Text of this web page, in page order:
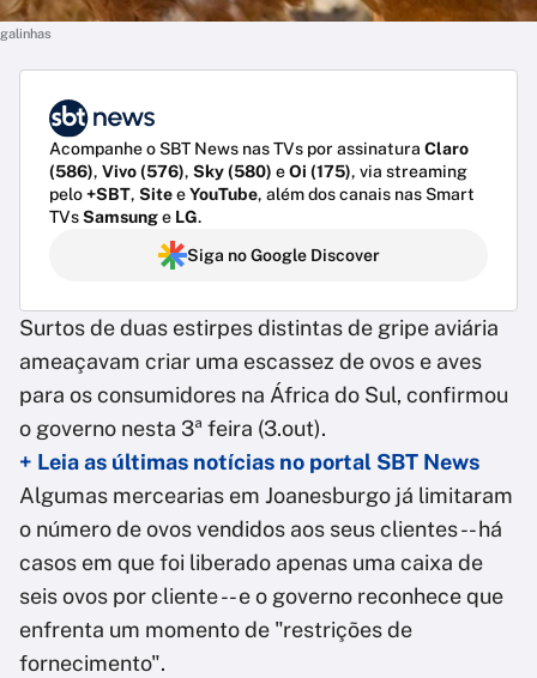
galinhas
Acompanhe o SBT News nas TVs por assinatura Claro
(586), Vivo (576), Sky (580) eOi (175), via streaming
pelo+SBT, SiteeYouTube, além dos canais nas Smart
TVsSamsunge LG.
Siga no Google Discover
Surtos de duas estirpes distintas de gripe aviária
ameaçavam criar uma escassez de ovos e aves
para os consumidores na África do Sul, confirmou
o governo nesta 3ª feira (3.out).
+ Leia as últimas notícias no portal SBT News
Algumas mercearias em Joanesburgo já limitaram
o número de ovos vendidos aos seus clientes -- há
casos em que foi liberado apenas uma caixa de
seis ovos por cliente -- e o governo reconhece que
enfrenta um momento de "restrições de
fornecimento".